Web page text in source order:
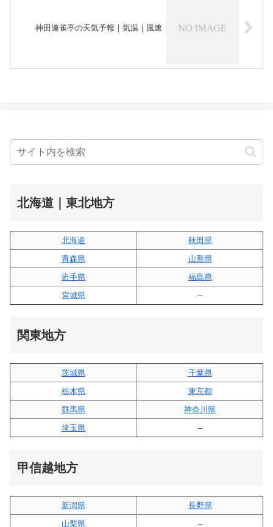
神田連雀亭の天気予報｜気温｜風速
北海道｜東北地方
北海道
秋田県
青森県
山形県
岩手県
福島県
宮城県
–
関東地方
茨城県
千葉県
栃木県
東京都
群馬県
神奈川県
埼玉県
–
甲信越地方
新潟県
長野県
山梨県
–